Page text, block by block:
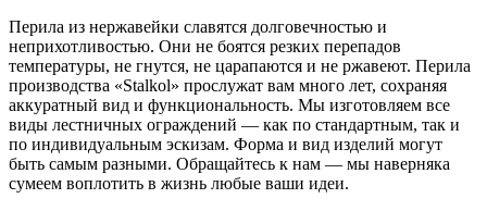
Перила из нержавейки славятся долговечностью и
неприхотливостью. Они не боятся резких перепадов
температуры, не гнутся, не царапаются и не ржавеют. Перила
производства «Stalkol» прослужат вам много лет, сохраняя
аккуратный вид и функциональность. Мы изготовляем все
виды лестничных ограждений — как по стандартным, так и
по индивидуальным эскизам. Форма и вид изделий могут
быть самым разными. Обращайтесь к нам — мы наверняка
сумеем воплотить в жизнь любые ваши идеи.